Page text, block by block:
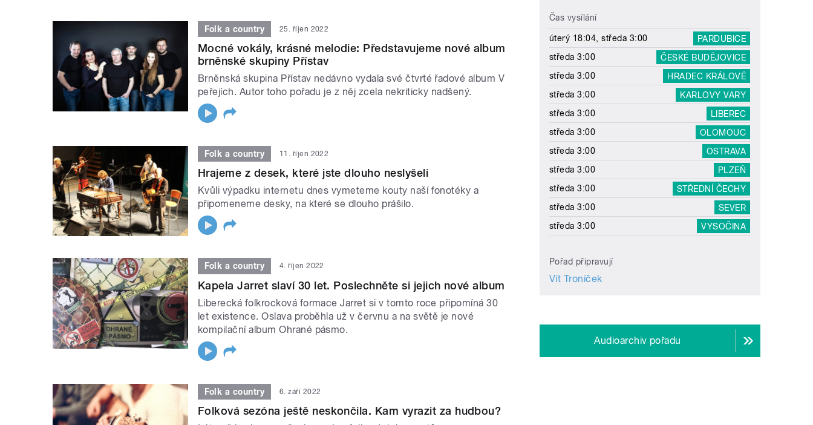
Folk a country 25. říjen 2022
Mocné vokály, krásné melodie: Představujeme nové album
brněnské skupiny Přístav
Brněnská skupina Přístav nedávno vydala své čtvrté řadové album V
peřejích. Autor toho pořadu je z něj zcela nekriticky nadšený.
Folk a country 11. říjen 2022
Hrajeme z desek, které jste dlouho neslyšeli
Kvůli výpadku internetu dnes vymeteme kouty naší fonotéky a
připomeneme desky, na které se dlouho prášilo.
Folk a country 4. říjen 2022
Kapela Jarret slaví 30 let. Poslechněte si jejich nové album
Liberecká folkrocková formace Jarret si v tomto roce připomíná 30
let existence. Oslava proběhla už v červnu a na světě je nové
kompilační album Ohrané pásmo.
Folk a country 6. září 2022
Folková sezóna ještě neskončila. Kam vyrazit za hudbou?
Čas vysílání
úterý 18:04, středa 3:00
PARDUBICE
středa 3:00
ČESKÉ BUDĚJOVICE
středa 3:00
HRADEC KRÁLOVÉ
středa 3:00
KARLOVY VARY
středa 3:00
LIBEREC
středa 3:00
OLOMOUC
středa 3:00
OSTRAVA
středa 3:00
PLZEŇ
středa 3:00
STŘEDNÍ ČECHY
středa 3:00
SEVER
středa 3:00
VYSOČINA
Pořad připravují
Vít Troníček
Audioarchiv pořadu